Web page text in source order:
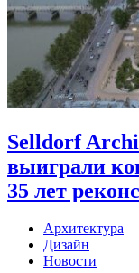
Selldorf
выиграли
35 лет
Архитектура
Дизайн
Новости